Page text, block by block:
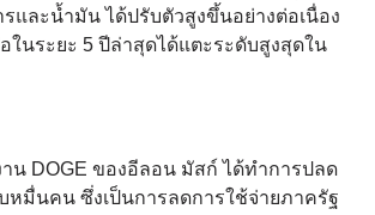
และน้ำมัน ได้ปรับตัวสูงขึ้นอย่างต่อเนื่อง
ในระยะ 5 ปีล่าสุดได้แตะระดับสูงสุดใน
น DOGE ของอีลอน มัสก์ ได้ทำการปลด
หมื่นคน ซึ่งเป็นการลดการใช้จ่ายภาครัฐ